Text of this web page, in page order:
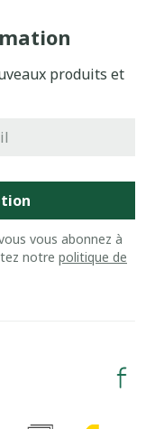
produits et
vous abonnez à
notre politique de